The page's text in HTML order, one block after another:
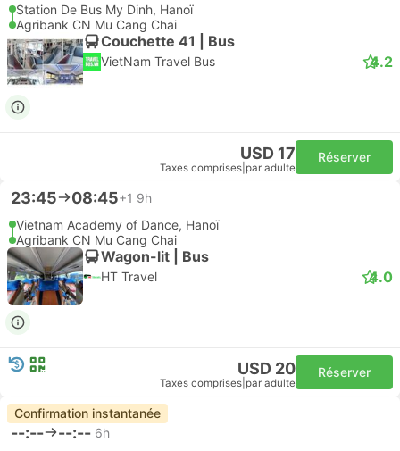
Station De Bus My Dinh, Hanoï
Agribank CN Mu Cang Chai
Couchette 41 | Bus
VietNam Travel Bus 4.2
USD 17
Taxes comprises par adulte
Réserver
23:45 08:45+1 9h
Vietnam Academy of Dance, Hanoï
Agribank CN Mu Cang Chai
Wagon-lit | Bus
HT Travel 4.0
USD 20
Taxes comprises par adulte
Réserver
Confirmation instantanée
--:-- --:-- 6h